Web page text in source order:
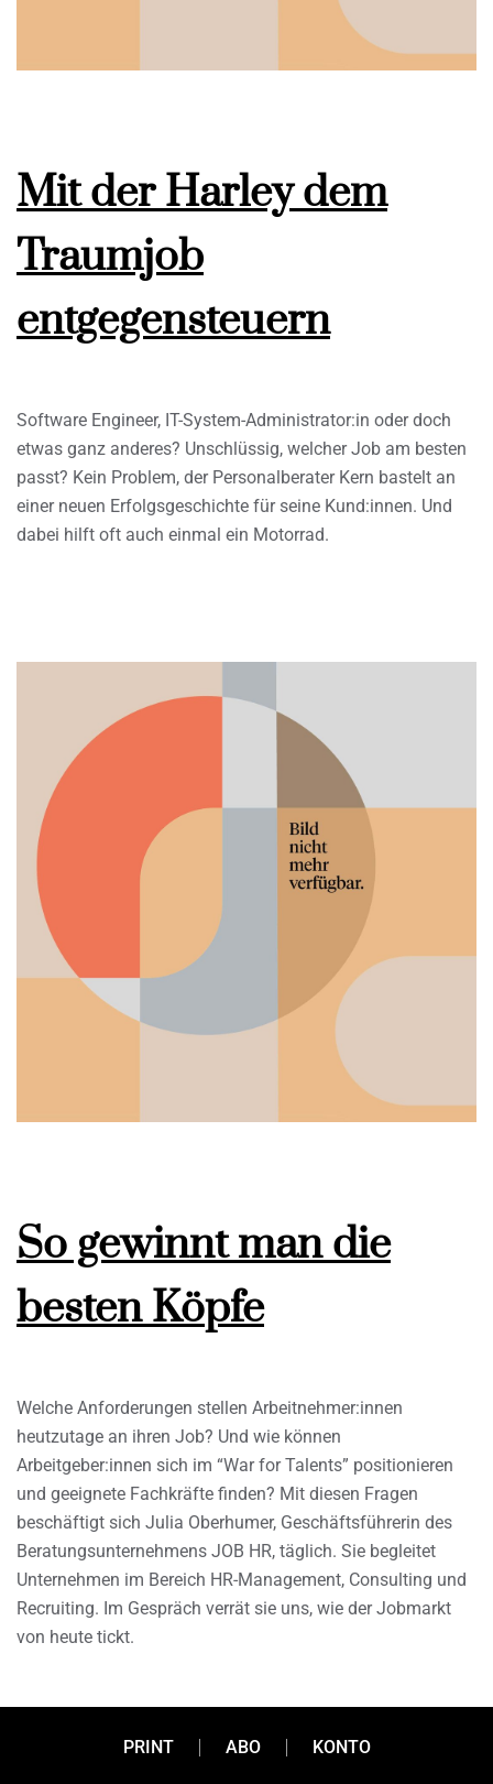
Mit der Harley dem
Traumjob
entgegensteuern
Software Engineer, IT-System-Administrator:in oder doch
etwas ganz anderes? Unschlüssig, welcher Job am besten
passt? Kein Problem, der Personalberater Kern bastelt an
einer neuen Erfolgsgeschichte für seine Kund:innen. Und
dabei hilft oft auch einmal ein Motorrad.
So gewinnt man die
besten Köpfe
Welche Anforderungen stellen Arbeitnehmer:innen
heutzutage an ihren Job? Und wie können
Arbeitgeber:innen sich im “War for Talents” positionieren
und geeignete Fachkräfte finden? Mit diesen Fragen
beschäftigt sich Julia Oberhumer, Geschäftsführerin des
Beratungsunternehmens JOB HR, täglich. Sie begleitet
Unternehmen im Bereich HR-Management, Consulting und
Recruiting. Im Gespräch verrät sie uns, wie der Jobmarkt
von heute tickt.
PRINT ABO KONTO